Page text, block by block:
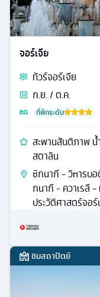
จอร์เจีย
ทัวร์จอร์เจีย
ก.ย. / ต.ค.
ที่พักระดับ
สะพานสันติภาพ น้ำพุแห่งโคซิส ล่องเรือทะเลดำ พิพิธภัณฑ์
สตาลิน
ซิกนากี - วิหารบ
กนากี - ควาเรลี -
ประวัติศาสตร์จอ
ชมสถาปัตย์